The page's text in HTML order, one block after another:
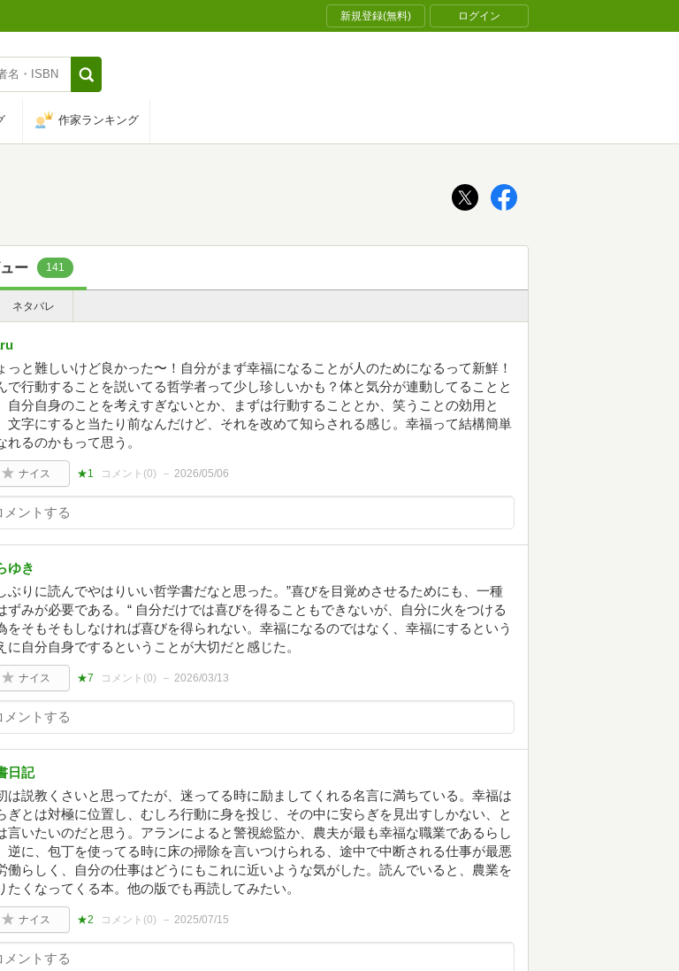
新規登録(無料) ログイン
作家ランキング
ー 141
ネタバレ
っと難しいけど良かった〜！自分がまず幸福になることが人のためになるって新鮮！
で行動することを説いてる哲学者って少し珍しいかも？体と気分が連動してることと
自分自身のことを考えすぎないとか、まずは行動することとか、笑うことの効用と
文字にすると当たり前なんだけど、それを改めて知らされる感じ。幸福って結構簡単
れるのかもって思う。
ナイス ★1 コメント(0) 2026/05/06
ゆき
ぶりに読んでやはりいい哲学書だなと思った。”喜びを目覚めさせるためにも、一種
ずみが必要である。“ 自分だけでは喜びを得ることもできないが、自分に火をつける
をそもそもしなければ喜びを得られない。幸福になるのではなく、幸福にするという
に自分自身でするということが大切だと感じた。
ナイス ★7 コメント(0) 2026/03/13
日記
は説教くさいと思ってたが、迷ってる時に励ましてくれる名言に満ちている。幸福は
ぎとは対極に位置し、むしろ行動に身を投じ、その中に安らぎを見出すしかない、と
言いたいのだと思う。アランによると警視総監か、農夫が最も幸福な職業であるらし
逆に、包丁を使ってる時に床の掃除を言いつけられる、途中で中断される仕事が最悪
働らしく、自分の仕事はどうにもこれに近いような気がした。読んでいると、農業を
たくなってくる本。他の版でも再読してみたい。
ナイス ★2 コメント(0) 2025/07/15